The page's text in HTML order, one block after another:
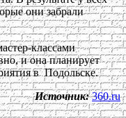
они забрали
классами
и она планирует
в Подольске.
Источник: 360.ru